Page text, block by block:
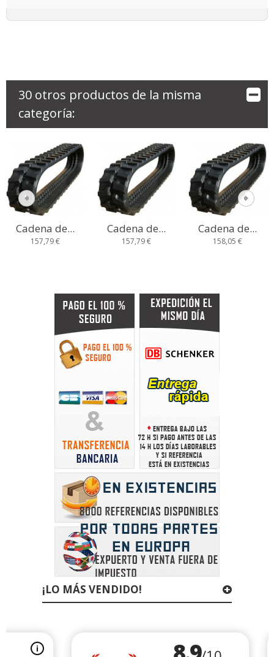
30 otros productos de la misma
categoría:
Cadena de...
157,79 €
Cadena de...
157,79 €
Cadena de...
158,05 €
¡LO MÁS VENDIDO!